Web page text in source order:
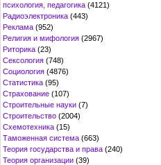
психология, педагогика (4121)
Радиоэлектроника (443)
Реклама (952)
Религия и мифология (2967)
Риторика (23)
Сексология (748)
Социология (4876)
Статистика (95)
Страхование (107)
Строительные науки (7)
Строительство (2004)
Схемотехника (15)
Таможенная система (663)
Теория государства и права (240)
Теория организации (39)